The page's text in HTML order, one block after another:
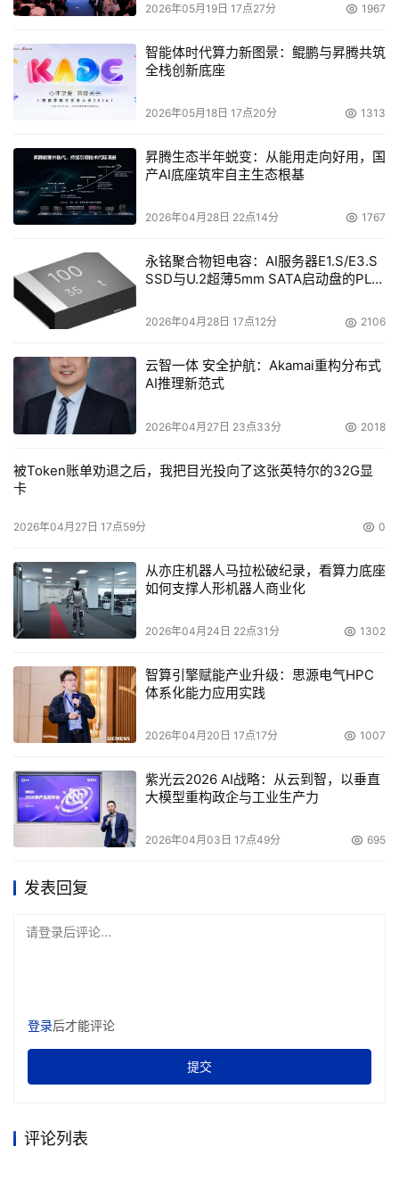
如上面图4所示，浪潮NAS-SAN整体解决方案中的
NS5200和服务器都加装了HBA卡连接到FC交换机上，共
享FC磁盘阵列的存储空间。整个后台的存储架构是一个标
两种存储架构，随着技术和应用的发展，SAN已经成为了当
今存储的主流发展方向，而NAS也以其独有的优势也在茁壮
的发展着。浪潮NAS-SAN整体解决方案充分利用了
有了NAS的方便快捷的共享功能而且还可以通过SAN做到统
一管理存储，实现了存储的集中。NS5200通过SAN共享巨
大的存储空间，用户在使用文件共享功能时不知不觉的享受
如备份、数据迁移等，都可以通过SAN来进行，整个方案集
多功能、高性能、易管理、高灵活性和开放性于一身，代表
了存储的未来发展趋势，完全满足高端用户的严格要求。
2026年05月19日 17点27分 1967
智能体时代算力新图景：鲲鹏与昇腾共筑
全栈创新底座
2026年05月18日 17点20分 1313
昇腾生态半年蜕变：从能用走向好用，国
产AI底座筑牢自主生态根基
2026年04月28日 22点14分 1767
永铭聚合物钽电容：AI服务器E1.S/E3.S
SSD与U.2超薄5mm SATA启动盘的PLP
2026年04月28日 17点12分 2106
云智一体 安全护航：Akamai重构分布式
AI推理新范式
2026年04月27日 23点33分 2018
被Token账单劝退之后，我把目光投向了这张英特尔的32G显
卡
2026年04月27日 17点59分 0
从亦庄机器人马拉松破纪录，看算力底座
如何支撑人形机器人商业化
2026年04月24日 22点31分 1302
智算引擎赋能产业升级：思源电气HPC
体系化能力应用实践
2026年04月20日 17点17分 1007
紫光云2026 AI战略：从云到智，以垂直
大模型重构政企与工业生产力
2026年04月03日 17点49分 695
发表回复
请登录后评论...
登录后才能评论
提交
评论列表